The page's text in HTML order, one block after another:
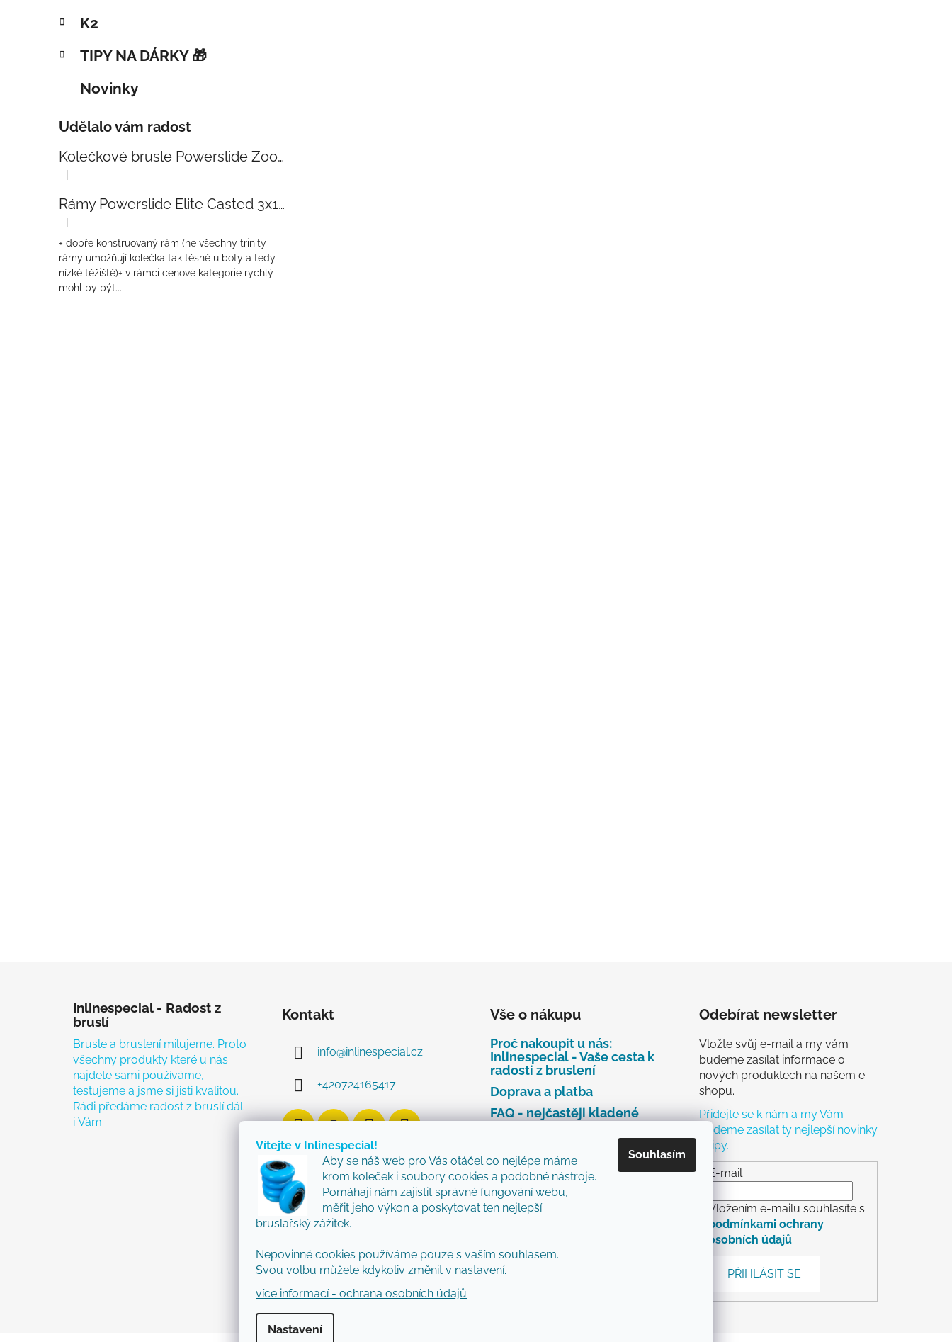
Vítejte v Inlinespecial!
Aby se náš web pro Vás otáčel co nejlépe máme
krom koleček i soubory cookies a podobné nástroje.
Pomáhají nám zajistit správné fungování webu,
měřit jeho výkon a poskytovat ten nejlepší
bruslařský zážitek.
Nepovinné cookies používáme pouze s vaším souhlasem.
Svou volbu můžete kdykoliv změnit v nastavení.
více informací - ochrana osobních údajů
Nastavení
Souhlasím
K2
TIPY NA DÁRKY 🎁
Novinky
Udělalo vám radost
Kolečkové brusle Powerslide Zoom Baby Blue 80
Hodnocení produktu je 5 z 5 hvězdiček.
|
Rámy Powerslide Elite Casted 3x110 Trinity 270mm
Hodnocení produktu je 4 z 5 hvězdiček.
|
+ dobře konstruovaný rám (ne všechny trinity
rámy umožňují kolečka tak těsně u boty a tedy
nízké těžiště)+ v rámci cenové kategorie rychlý-
mohl by být...
Inlinespecial - Radost z
bruslí
Brusle a bruslení milujeme. Proto
všechny produkty které u nás
najdete sami používáme,
testujeme a jsme si jisti kvalitou.
Rádi předáme radost z bruslí dál
i Vám.
Kontakt
info@inlinespecial.cz
+420724165417
Vše o nákupu
Proč nakoupit u nás:
Inlinespecial - Vaše cesta k
radosti z bruslení
Doprava a platba
FAQ - nejčastěji kladené
dotazy
Najdete u nás tyto značky
Zásady ochrany osobních
údajů
Obchodní podmínky
nebo výměnu zboží
Odebírat newsletter
Vložte svůj e-mail a my vám
budeme zasílat informace o
nových produktech na našem e-
shopu.
Přidejte se k nám a my Vám
budeme zasílat ty nejlepší novinky
a tipy.
E-mail
Vložením e-mailu souhlasíte s
podmínkami ochrany
osobních údajů
PŘIHLÁSIT SE